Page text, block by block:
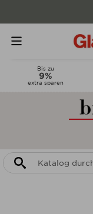
Bis zu
9%
extra sparen